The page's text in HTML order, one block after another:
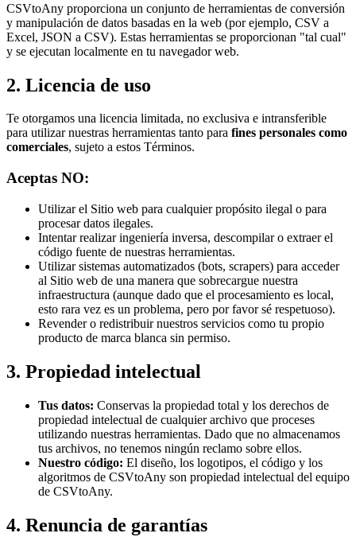
CSVtoAny proporciona un conjunto de herramientas de conversión
y manipulación de datos basadas en la web (por ejemplo, CSV a
Excel, JSON a CSV). Estas herramientas se proporcionan "tal cual"
y se ejecutan localmente en tu navegador web.
2. Licencia de uso
Te otorgamos una licencia limitada, no exclusiva e intransferible
para utilizar nuestras herramientas tanto para fines personales como
comerciales, sujeto a estos Términos.
Aceptas NO:
Utilizar el Sitio web para cualquier propósito ilegal o para
procesar datos ilegales.
Intentar realizar ingeniería inversa, descompilar o extraer el
código fuente de nuestras herramientas.
Utilizar sistemas automatizados (bots, scrapers) para acceder
al Sitio web de una manera que sobrecargue nuestra
infraestructura (aunque dado que el procesamiento es local,
esto rara vez es un problema, pero por favor sé respetuoso).
Revender o redistribuir nuestros servicios como tu propio
producto de marca blanca sin permiso.
3. Propiedad intelectual
Tus datos: Conservas la propiedad total y los derechos de
propiedad intelectual de cualquier archivo que proceses
utilizando nuestras herramientas. Dado que no almacenamos
tus archivos, no tenemos ningún reclamo sobre ellos.
Nuestro código: El diseño, los logotipos, el código y los
algoritmos de CSVtoAny son propiedad intelectual del equipo
de CSVtoAny.
4. Renuncia de garantías